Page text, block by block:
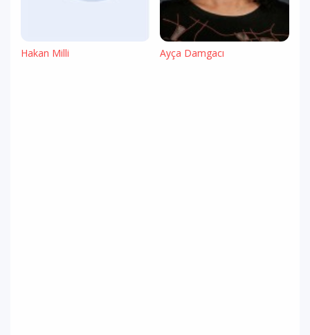
Hakan Milli Ayça Damgacı